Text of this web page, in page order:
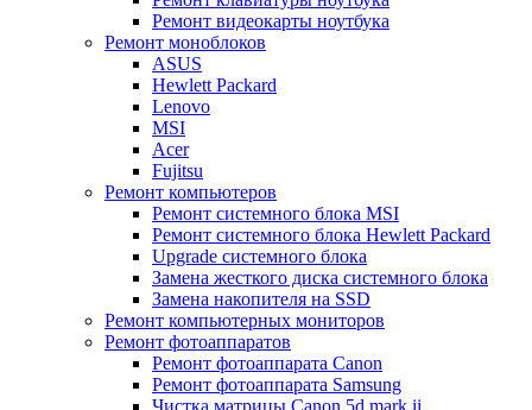
Ремонт видеокарты ноутбука
Ремонт моноблоков
ASUS
Hewlett Packard
Lenovo
MSI
Acer
Fujitsu
Ремонт компьютеров
Ремонт системного блока MSI
Ремонт системного блока Hewlett Packard
Upgrade системного блока
Замена жесткого диска системного блока
Замена накопителя на SSD
Ремонт компьютерных мониторов
Ремонт фотоаппаратов
Ремонт фотоаппарата Canon
Ремонт фотоаппарата Samsung
Чистка матрицы Canon 5d mark ii